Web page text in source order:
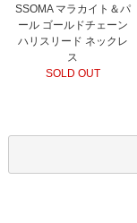
SSOMA マラカイト＆パ
ール ゴールドチェーン
ハリスリード ネックレ
ス
SOLD OUT